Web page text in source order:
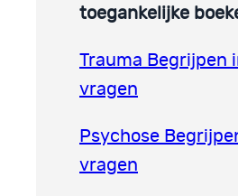
toegankelijke
Trauma Begrijpen
vragen
Psychose
vragen